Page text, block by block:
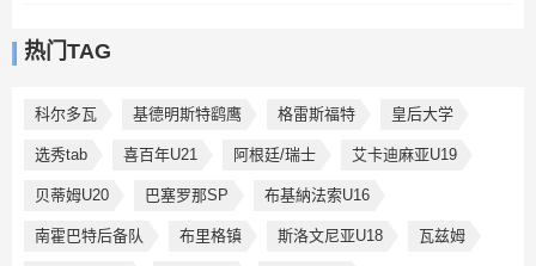
热门TAG
科尔多瓦 基德明斯特鹞鹰 格雷斯福特 皇后大学
选秀tab 喜百年U21 阿根廷/瑞士 艾卡迪麻亚U19
贝蒂姆U20 巴塞罗那SP 布基納法索U16
南霍巴特后备队 布里格镇 斯洛文尼亚U18 瓦兹姆